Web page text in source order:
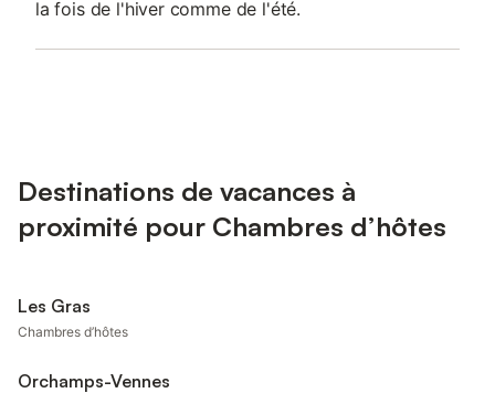
la fois de l'hiver comme de l'été.
Destinations de vacances à
proximité pour Chambres d’hôtes
Les Gras
Chambres d’hôtes
Orchamps-Vennes